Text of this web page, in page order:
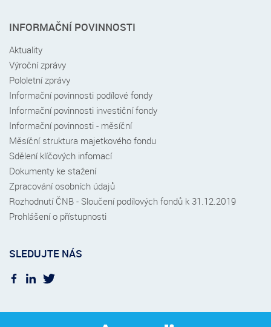
INFORMAČNÍ POVINNOSTI
Aktuality
Výroční zprávy
Pololetní zprávy
Informační povinnosti podílové fondy
Informační povinnosti investiční fondy
Informační povinnosti - měsíční
Měsíční struktura majetkového fondu
Sdělení klíčových infomací
Dokumenty ke stažení
Zpracování osobních údajů
Rozhodnutí ČNB - Sloučení podílových fondů k 31.12.2019
Prohlášení o přístupnosti
SLEDUJTE NÁS